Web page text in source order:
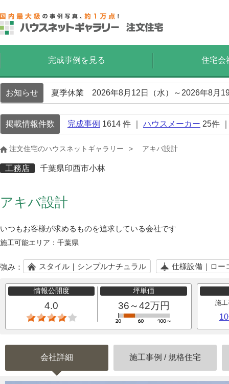
完成事例を見る 住宅会
お知らせ 夏季休業 2026年8月12日（水）～2026年8月
掲載情報件数 完成事例 1614 件 ｜ ハウスメーカー 25件
注文住宅のハウスネットギャラリー アキバ設計
工務店 千葉県印西市小林
アキバ設計
いつもお客様が求めるものを追求している会社です
施工可能エリア： 千葉県
強み： スタイル｜シンプルナチュラル 仕様設備｜ロー
情報公開度
4.0
坪単価
36～42万円 施
会社詳細 施工事例 / 規格住宅